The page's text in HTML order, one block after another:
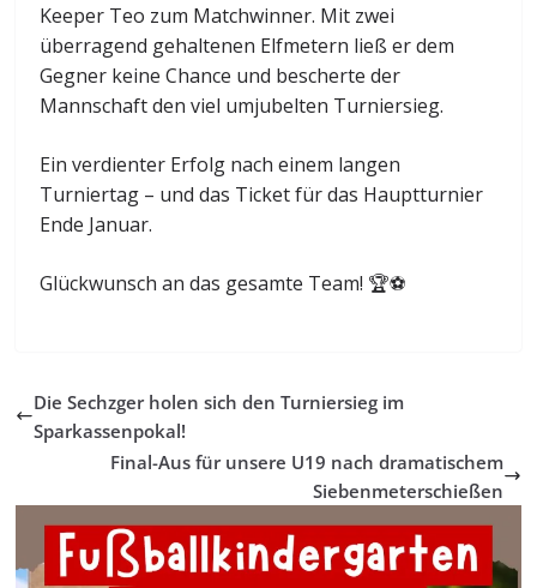
Keeper Teo zum Matchwinner. Mit zwei
überragend gehaltenen Elfmetern ließ er dem
Gegner keine Chance und bescherte der
Mannschaft den viel umjubelten Turniersieg.
Ein verdienter Erfolg nach einem langen
Turniertag – und das Ticket für das Hauptturnier
Ende Januar.
Glückwunsch an das gesamte Team! 🏆⚽
Die Sechzger holen sich den Turniersieg im
Sparkassenpokal!
Final-Aus für unsere U19 nach dramatischem
Siebenmeterschießen